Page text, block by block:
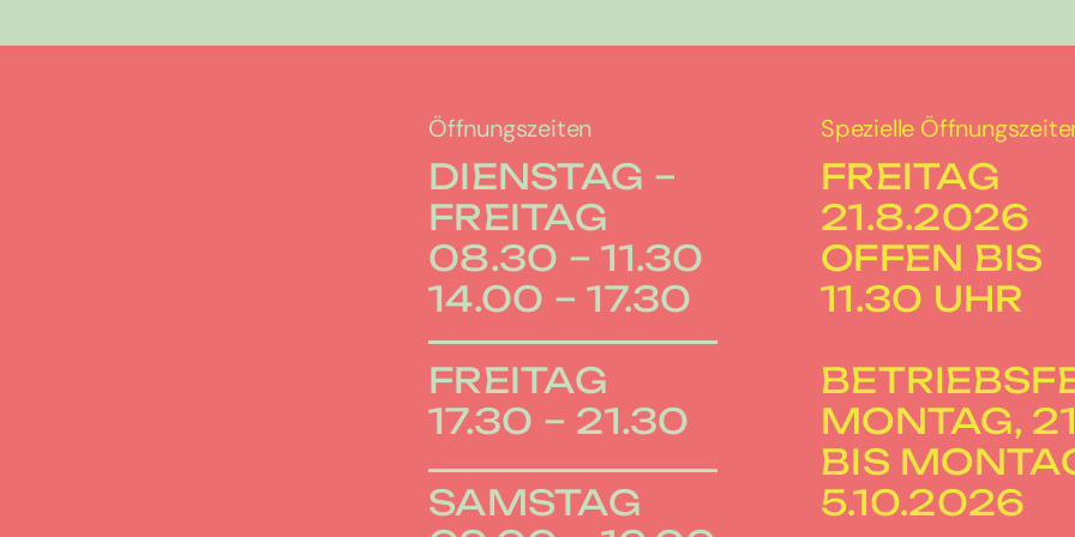
Öffnungszeiten Spezielle
DIENSTAG –
FREITAG
08.30 – 11.30
14.00 – 17.30
FREITAG
17.30 – 21.30
SAMSTAG
FREITAG
21.8.2026
OFFEN BIS
11.30 UHR
MONTAG,
BIS
5.10.2026